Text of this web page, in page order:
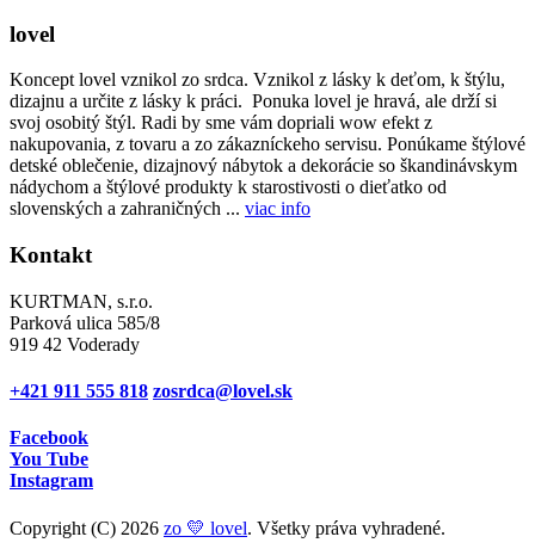
lovel
Koncept lovel vznikol zo srdca. Vznikol z lásky k deťom, k štýlu,
dizajnu a určite z lásky k práci. Ponuka lovel je hravá, ale drží si
svoj osobitý štýl. Radi by sme vám dopriali wow efekt z
nakupovania, z tovaru a zo zákazníckeho servisu. Ponúkame štýlové
detské oblečenie, dizajnový nábytok a dekorácie so škandinávskym
nádychom a štýlové produkty k starostivosti o dieťatko od
slovenských a zahraničných ... viac info
Kontakt
KURTMAN, s.r.o.
Parková ulica 585/8
919 42 Voderady
+421 911 555 818 zosrdca@lovel.sk
Facebook
You Tube
Instagram
Copyright (C) 2026 zo 💛 lovel. Všetky práva vyhradené.